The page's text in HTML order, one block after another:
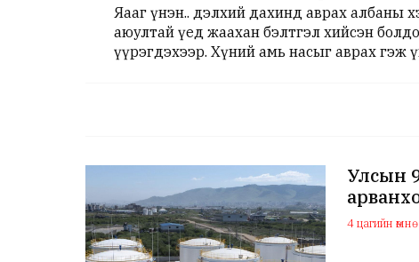
Яааг үнэн.. дэлхий дахинд аврах албаны
аюултай үед жаахан бэлтгэл хийсэн
үүрэгдэхээр. Хүний амь насыг аврах гэж
Улсын
4 цагийн өмнө